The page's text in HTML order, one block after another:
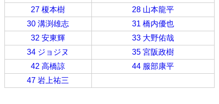
27 榎本樹
28 山本龍平
30 溝渕雄志
31 橋内優也
32 安東輝
33 大野佑哉
34 ジョジヌ
35 宮阪政樹
42 高橋諒
44 服部康平
47 岩上祐三